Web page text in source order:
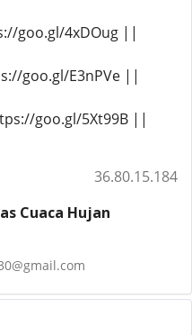
goo.gl/4xDOug ||
goo.gl/E3nPVe ||
goo.gl/5Xt99B ||
36.80.15.184
Cuaca Hujan